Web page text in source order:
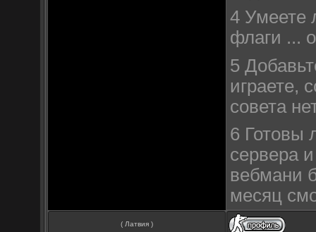
4 Умеете
флаги ...
5
играете,
совета
6 Готовы
сервера
вебмани
месяц
( Латвия )